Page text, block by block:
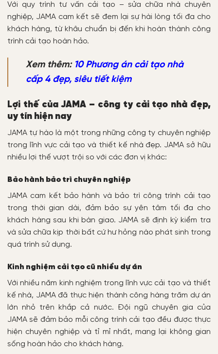
Với quy trình tư vấn cải tạo – sửa chữa nhà chuyên
nghiệp, JAMA cam kết sẽ đem lại sự hài lòng tối đa cho
khách hàng, từ khâu chuẩn bị đến khi hoàn thành công
trình cải tạo hoàn hảo.
Xem thêm: 10 Phương án cải tạo nhà
cấp 4 đẹp, siêu tiết kiệm
Lợi thế của JAMA – công ty cải tạo nhà đẹp,
uy tín hiện nay
JAMA tự hào là một trong những công ty chuyên nghiệp
trong lĩnh vực cải tạo và thiết kế nhà đẹp. JAMA sở hữu
nhiều lợi thế vượt trội so với các đơn vị khác:
Bảo hành bảo trì chuyên nghiệp
JAMA cam kết bảo hành và bảo trì công trình cải tạo
trong thời gian dài, đảm bảo sự yên tâm tối đa cho
khách hàng sau khi bàn giao. JAMA sẽ định kỳ kiểm tra
và sửa chữa kịp thời bất cứ hư hỏng nào phát sinh trong
quá trình sử dụng.
Kinh nghiệm cải tạo cũ nhiều dự án
Với nhiều năm kinh nghiệm trong lĩnh vực cải tạo và thiết
kế nhà, JAMA đã thực hiện thành công hàng trăm dự án
lớn nhỏ trên khắp cả nước. Đội ngũ chuyên gia của
JAMA sẽ đảm bảo mỗi công trình cải tạo đều được thực
hiện chuyên nghiệp và tỉ mỉ nhất, mang lại không gian
sống hoàn hảo cho khách hàng.